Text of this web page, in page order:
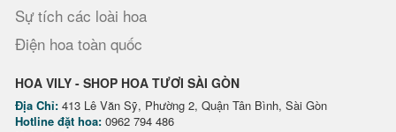
Sự tích các loài hoa
Điện hoa toàn quốc
HOA VILY - SHOP HOA TƯƠI SÀI GÒN
Địa Chỉ: 413 Lê Văn Sỹ, Phường 2, Quận Tân Bình, Sài Gòn
Hotline đặt hoa: 0962 794 486